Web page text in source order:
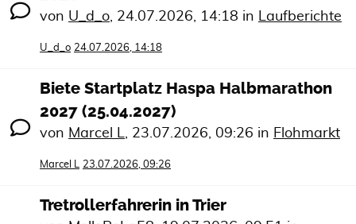
von U_d_o, 24.07.2026, 14:18 in Laufberichte
U_d_o 24.07.2026, 14:18
Biete Startplatz Haspa Halbmarathon
2027 (25.04.2027)
von Marcel L, 23.07.2026, 09:26 in Flohmarkt
Marcel L 23.07.2026, 09:26
Tretrollerfahrerin in Trier